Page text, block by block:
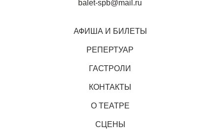
АФИША И БИЛЕТЫ
РЕПЕРТУАР
ГАСТРОЛИ
КОНТАКТЫ
О ТЕАТРЕ
СЦЕНЫ
balet-spb@mail.ru